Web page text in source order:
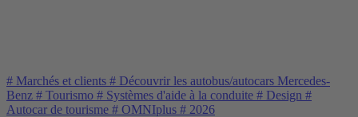
# Marchés et clients # Découvrir les autobus/autocars Mercedes-
Benz # Tourismo # Systèmes d'aide à la conduite # Design #
Autocar de tourisme # OMNIplus # 2026